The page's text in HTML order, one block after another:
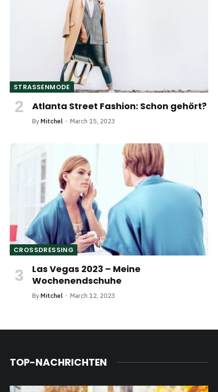
STRASSENMODE
Atlanta Street Fashion: Schon gehört?
By Mitchel March 15, 2023
CROSSDRESSING
Las Vegas 2023 – Meine
Wochenendschuhe
By Mitchel March 12, 2023
TOP-NACHRICHTEN